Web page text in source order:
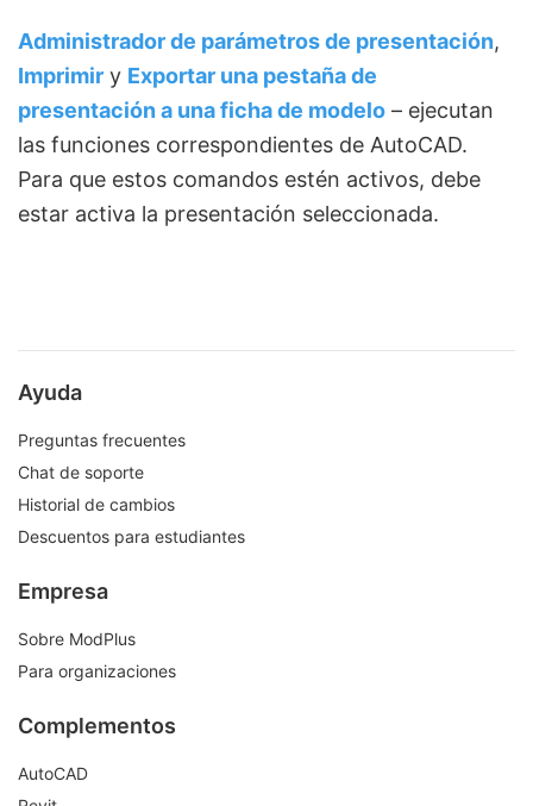
Administrador de parámetros de presentación,
Imprimir y Exportar una pestaña de
presentación a una ficha de modelo – ejecutan
las funciones correspondientes de AutoCAD.
Para que estos comandos estén activos, debe
estar activa la presentación seleccionada.
Ayuda
Preguntas frecuentes
Chat de soporte
Historial de cambios
Descuentos para estudiantes
Empresa
Sobre ModPlus
Para organizaciones
Complementos
AutoCAD